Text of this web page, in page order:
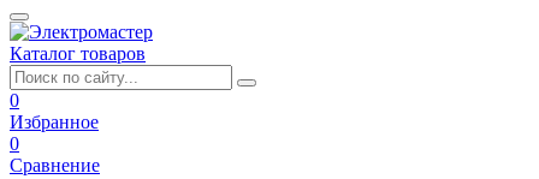
Каталог товаров
0
Избранное
0
Сравнение